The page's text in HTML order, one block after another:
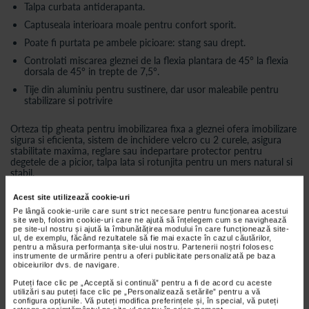
Acest site utilizează cookie-uri
Pe lângă cookie-urile care sunt strict necesare pentru funcționarea acestui
site web, folosim cookie-uri care ne ajută să înțelegem cum se navighează
pe site-ul nostru și ajută la îmbunătățirea modului în care funcționează site-
ul, de exemplu, făcând rezultatele să fie mai exacte în cazul căutărilor,
pentru a măsura performanța site-ului nostru. Partenerii noștri folosesc
instrumente de urmărire pentru a oferi publicitate personalizată pe baza
obiceiurilor dvs. de navigare.
Puteți face clic pe „Acceptă si continuă” pentru a fi de acord cu aceste
utilizări sau puteți face clic pe „Personalizează setările” pentru a vă
configura opțiunile. Vă puteți modifica preferințele și, în special, vă puteți
Talpa curbata antiderapanta.
Captuseala interioara moale pentru confort sporit.
Poate fi purtata pe ambele picioare: stang sau drept.
Controlati miscarea gleznei de la flexia plantara de 45° la flexia
dorsala de 45° in trepte de 7,5°.
Tije din aluminiu pentru sustinere, dar usor maleabile pentru
stabilizare si potrivire
Orteza tip gheata pentru imobilizarea fixa a gleznei ofera imobilizare
sigura si eficienta, sistem de inchidere velcro cu 2 curele, asigura
stabilitate maxima, reglare sau indepartare protector pentru
degetele de a picior, talpa lata si rotunjita pentru un mers natural si
stabil.
PP, PU EVA , Poliester
Indicatii Orteza pentru imobilizare glezna:
Postoperator: ruptura , reconstructia si refixarea tendonului Achile,
tratamentul leziunilor tesuturilor moi si ale tendoanelor gleznei,
tenosinovite,fracturi stabile ale picioarelor si articulatiilor, fractura
metarsala fractura de talus fractura maleolara.
Fracturi stabile ale piciorului sau gleznei
Pre si postoperator
Diferite fracturi fara deplasare a gambei